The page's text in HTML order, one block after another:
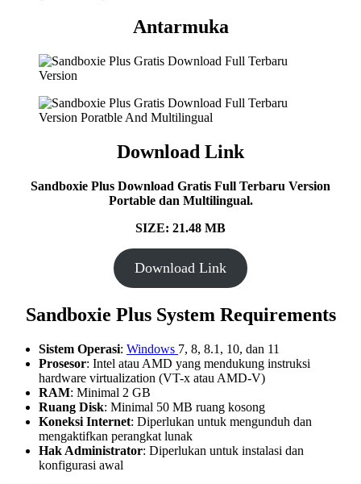
Antarmuka
Download Link
Sandboxie Plus Download Gratis Full Terbaru Version
Portable dan Multilingual.
SIZE: 21.48 MB
Download Link
Sandboxie Plus System Requirements
Sistem Operasi: Windows 7, 8, 8.1, 10, dan 11
Prosesor: Intel atau AMD yang mendukung instruksi
hardware virtualization (VT-x atau AMD-V)
RAM: Minimal 2 GB
Ruang Disk: Minimal 50 MB ruang kosong
Koneksi Internet: Diperlukan untuk mengunduh dan
mengaktifkan perangkat lunak
Hak Administrator: Diperlukan untuk instalasi dan
konfigurasi awal